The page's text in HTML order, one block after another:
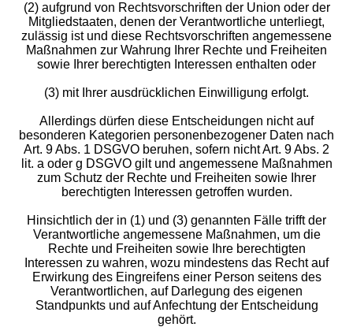
(2) aufgrund von Rechtsvorschriften der Union oder der
Mitgliedstaaten, denen der Verantwortliche unterliegt,
zulässig ist und diese Rechtsvorschriften angemessene
Maßnahmen zur Wahrung Ihrer Rechte und Freiheiten
sowie Ihrer berechtigten Interessen enthalten oder
(3) mit Ihrer ausdrücklichen Einwilligung erfolgt.
Allerdings dürfen diese Entscheidungen nicht auf
besonderen Kategorien personenbezogener Daten nach
Art. 9 Abs. 1 DSGVO beruhen, sofern nicht Art. 9 Abs. 2
lit. a oder g DSGVO gilt und angemessene Maßnahmen
zum Schutz der Rechte und Freiheiten sowie Ihrer
berechtigten Interessen getroffen wurden.
Hinsichtlich der in (1) und (3) genannten Fälle trifft der
Verantwortliche angemessene Maßnahmen, um die
Rechte und Freiheiten sowie Ihre berechtigten
Interessen zu wahren, wozu mindestens das Recht auf
Erwirkung des Eingreifens einer Person seitens des
Verantwortlichen, auf Darlegung des eigenen
Standpunkts und auf Anfechtung der Entscheidung
gehört.